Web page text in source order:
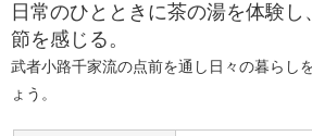
日常のひとときに茶の湯を体験
節を感じる。
武者小路千家流の点前を通し日々の暮らし
ょう。